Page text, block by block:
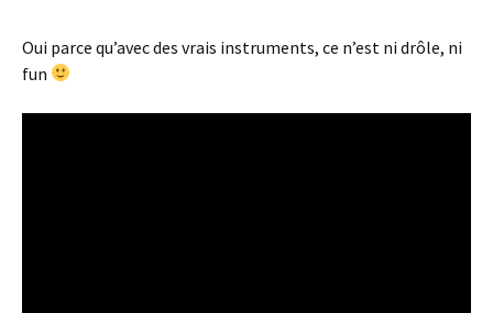
Oui parce qu’avec des vrais instruments, ce n’est ni drôle, ni
fun